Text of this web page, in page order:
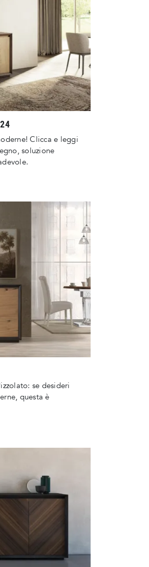
Clicca e leggi
soluzione
se desideri
questa è